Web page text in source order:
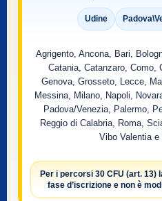
Udine
Agrigento, Ancona, Bari,
Catania, Catanzaro, Como,
Genova, Grosseto, Lecce,
Messina, Milano, Napoli,
Padova/Venezia, Palermo,
Reggio di Calabria, Roma,
Vibo Valentia e
Per i percorsi 30 CFU (art. 13)
fase d’iscrizionee non è